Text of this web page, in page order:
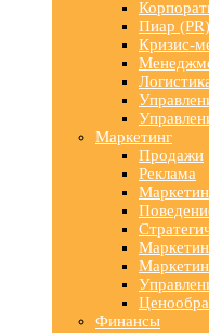
Пиар (PR)
Кризис-
Маркетинг
Продажи
Реклама
Финансы